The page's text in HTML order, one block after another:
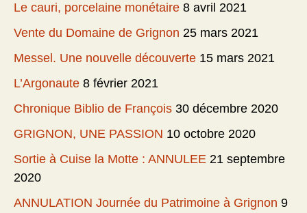
Le cauri, porcelaine monétaire 8 avril 2021
Vente du Domaine de Grignon 25 mars 2021
Messel. Une nouvelle découverte 15 mars 2021
L’Argonaute 8 février 2021
Chronique Biblio de François 30 décembre 2020
GRIGNON, UNE PASSION 10 octobre 2020
Sortie à Cuise la Motte : ANNULEE 21 septembre
2020
ANNULATION Journée du Patrimoine à Grignon 9